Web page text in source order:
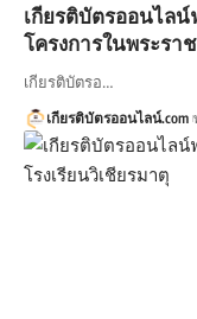
เกียรติบัตรออนไล
โครงการในพระรา
เกียรติบัตรอ…
เกียรติบัตรออนไลน์.com